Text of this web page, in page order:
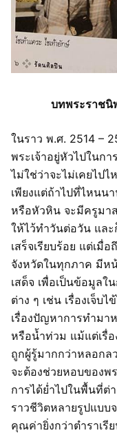
บทพระราชนิ
ในราว พ.ศ. 2514 –
พระเจ้าอยู่หัวไปในก
ไม่ใช่ว่าจะไม่เคยไป
เพียงแต่ถ้าไปที่ไหนน
หรือหัวหิน จะมีครูมา
ให้ไว้ทำวันต่อวัน แล
เสร็จเรียบร้อย แต่เมื่
จังหวัดในทุกภาค มีห
เสด็จ เพื่อเป็นข้อมูลใ
ต่าง ๆ เช่น เรื่องเจ็บไ
เรื่องปัญหาการทำมา
หรือน้ำท่วม แม้แต่เรื่
ถูกผู้รู้มากกว่าหลอกล
จะต้องช่วยหอบของพ
การได้ย่ำไปในพื้นที่ต่
ราวชีวิตหลายรูปแบบ
คุณค่ายิ่งกว่าตำราเรี